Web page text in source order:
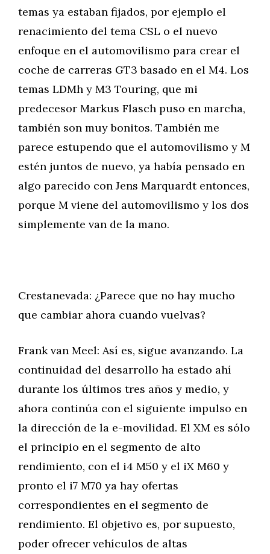
temas ya estaban fijados, por ejemplo el
renacimiento del tema CSL o el nuevo
enfoque en el automovilismo para crear el
coche de carreras GT3 basado en el M4. Los
temas LDMh y M3 Touring, que mi
predecesor Markus Flasch puso en marcha,
también son muy bonitos. También me
parece estupendo que el automovilismo y M
estén juntos de nuevo, ya había pensado en
algo parecido con Jens Marquardt entonces,
porque M viene del automovilismo y los dos
simplemente van de la mano.
Crestanevada: ¿Parece que no hay mucho
que cambiar ahora cuando vuelvas?
Frank van Meel: Así es, sigue avanzando. La
continuidad del desarrollo ha estado ahí
durante los últimos tres años y medio, y
ahora continúa con el siguiente impulso en
la dirección de la e-movilidad. El XM es sólo
el principio en el segmento de alto
rendimiento, con el i4 M50 y el iX M60 y
pronto el i7 M70 ya hay ofertas
correspondientes en el segmento de
rendimiento. El objetivo es, por supuesto,
poder ofrecer vehículos de altas